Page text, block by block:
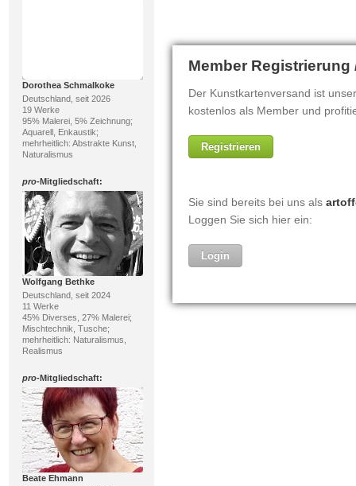
Dorothea Schmalkoke
Deutschland, seit 2026
19 Werke
95% Malerei, 5% Zeichnung;
Aquarell, Enkaustik;
mehrheitlich: Abstrakte Kunst,
Naturalismus
pro-Mitgliedschaft:
Wolfgang Bethke
Deutschland, seit 2024
11 Werke
45% Diverses, 27% Malerei;
Mischtechnik, Tusche;
mehrheitlich: Naturalismus,
Realismus
pro-Mitgliedschaft:
Beate Ehmann